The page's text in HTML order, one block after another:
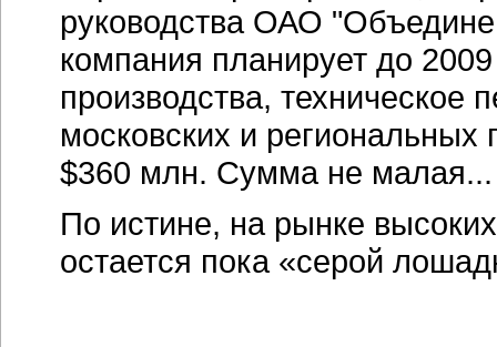
руководства ОАО
компания планирует до
производства,
московских и
$360 млн. Сумма не малая...
По истине, на рынке
остается пока «серой